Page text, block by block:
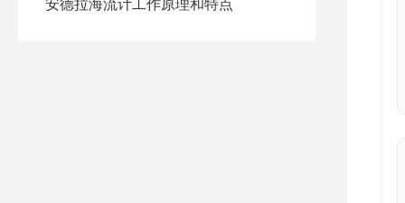
安德拉海流计工作原理和特点